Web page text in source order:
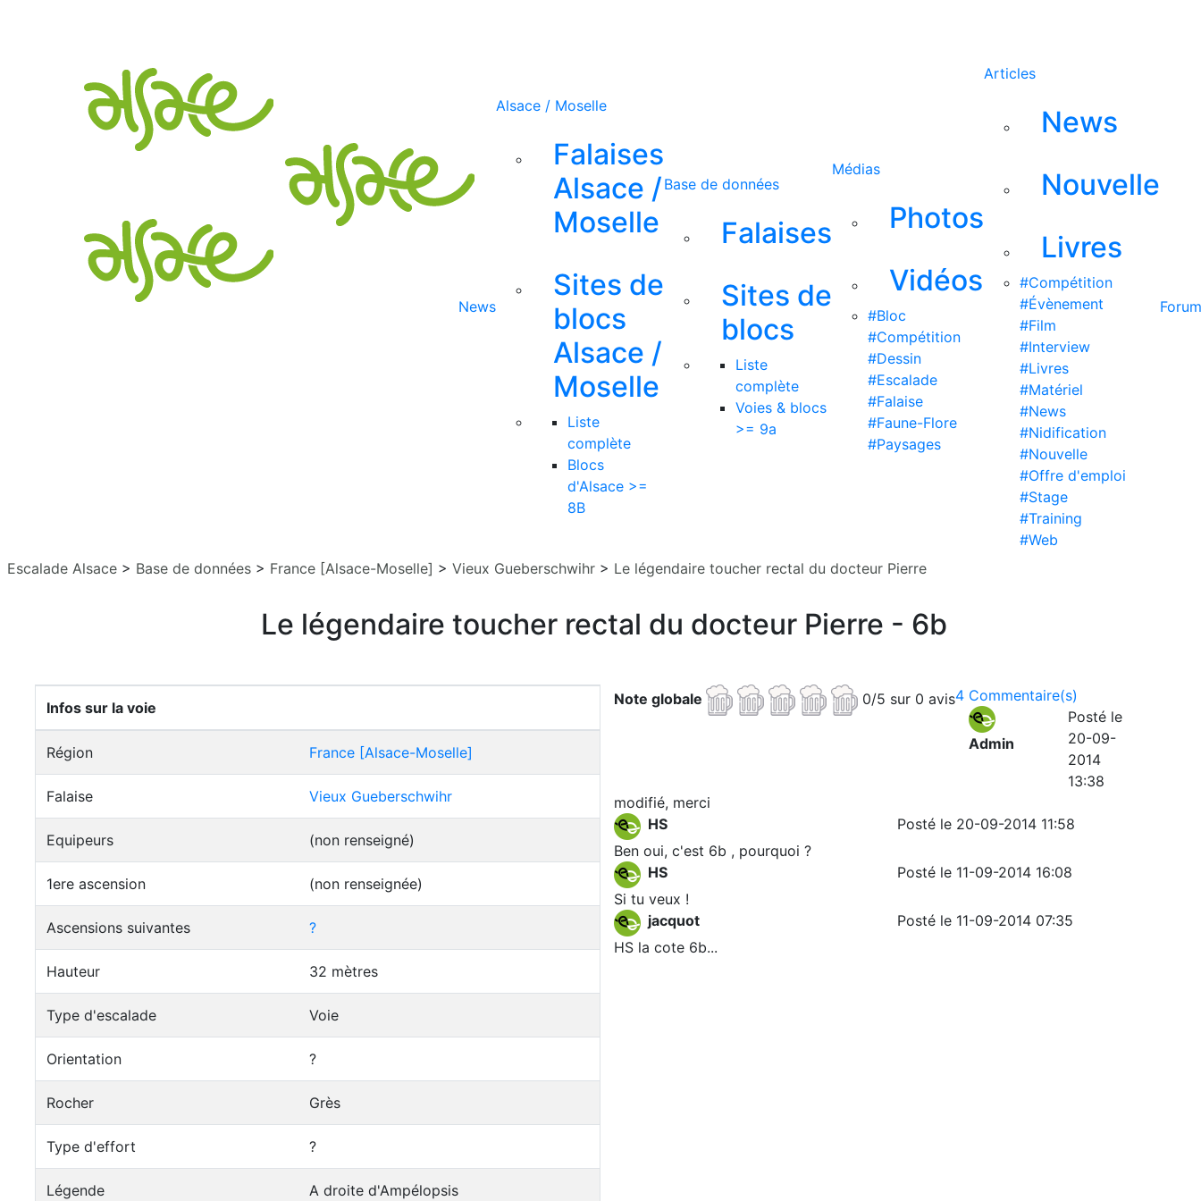
News
Alsace / Moselle
Falaises
Alsace /
Moselle
Sites de
blocs
Alsace /
Moselle
Liste
complète
Blocs
d'Alsace >=
8B
Base de données
Falaises
Sites de
blocs
Liste
complète
Voies & blocs
>= 9a
Médias
Photos
Vidéos
#Bloc
#Compétition
#Dessin
#Escalade
#Falaise
#Faune-Flore
#Paysages
Articles
News
Nouvelle
Livres
#Compétition
#Évènement
#Film
#Interview
#Livres
#Matériel
#News
#Nidification
#Nouvelle
#Offre d'emploi
#Stage
#Training
#Web
Forum
Escalade Alsace > Base de données > France [Alsace-Moselle] > Vieux Gueberschwihr > Le légendaire toucher rectal du docteur Pierre
Le légendaire toucher rectal du docteur Pierre - 6b
Infos sur la voie
Région France [Alsace-Moselle]
Falaise Vieux Gueberschwihr
Equipeurs (non renseigné)
1ere ascension (non renseignée)
Ascensions suivantes ?
Hauteur 32 mètres
Type d'escalade Voie
Orientation ?
Rocher Grès
Type d'effort ?
Légende A droite d'Ampélopsis
4 Commentaire(s)
Note globale 0/5 sur 0 avis
Admin
Posté le
20-09-
2014
13:38
modifié, merci
HS
Posté le 20-09-2014 11:58
Ben oui, c'est 6b , pourquoi ?
HS
Posté le 11-09-2014 16:08
Si tu veux !
jacquot
Posté le 11-09-2014 07:35
HS la cote 6b...